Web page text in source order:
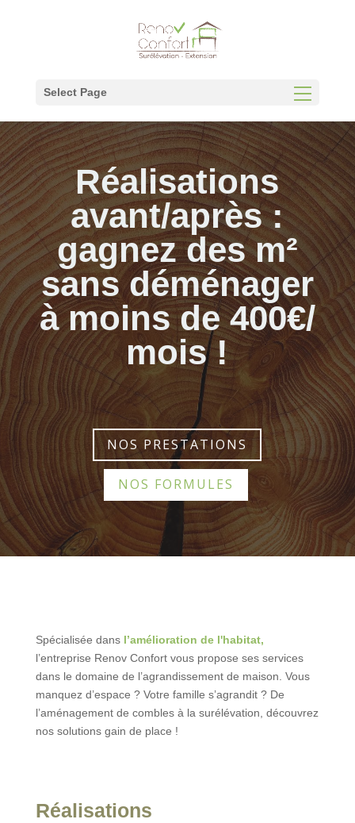
Select Page
Réalisations
avant/après :
gagnez des m²
sans déménager
à moins de 400€/
mois !
NOS PRESTATIONS
NOS FORMULES
Spécialisée dans l’amélioration de l'habitat,
l’entreprise Renov Confort vous propose ses services
dans le domaine de l’agrandissement de maison. Vous
manquez d’espace ? Votre famille s’agrandit ? De
l’aménagement de combles à la surélévation, découvrez
nos solutions gain de place !
Réalisations